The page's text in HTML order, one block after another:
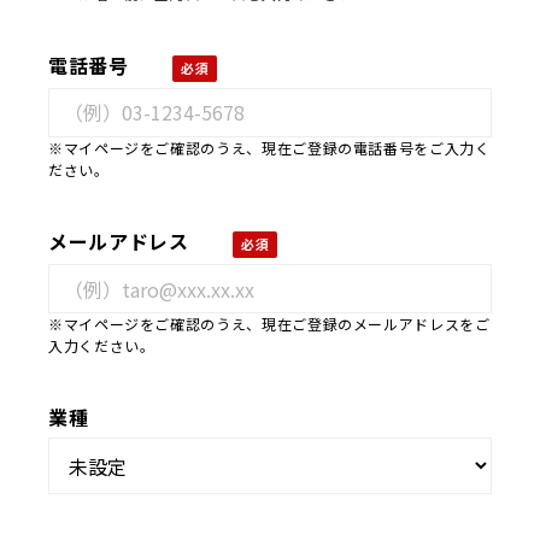
電話番号
※マイページをご確認のうえ、現在ご登録の電話番号をご入力く
ださい。
メールアドレス
※マイページをご確認のうえ、現在ご登録のメールアドレスをご
入力ください。
業種